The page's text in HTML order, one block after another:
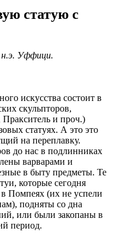
статую с
Уффици.
искусства состоит в
скульпторов,
и проч.)
статуях. А это это
на переплавку.
до нас в подлинниках
варварами и
в быту предметы. Те
которые сегодня
Помпеях (их не успели
подняты со дна
или были закопаны в
период.